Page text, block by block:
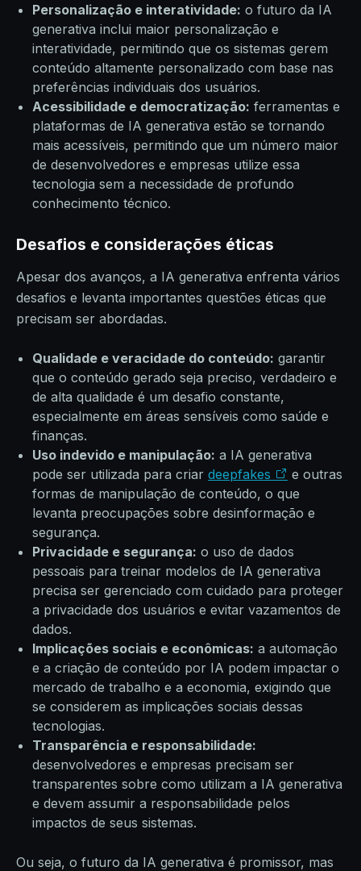
Personalização e interatividade: o futuro da IA
generativa inclui maior personalização e
interatividade, permitindo que os sistemas gerem
conteúdo altamente personalizado com base nas
preferências individuais dos usuários.
Acessibilidade e democratização: ferramentas e
plataformas de IA generativa estão se tornando
mais acessíveis, permitindo que um número maior
de desenvolvedores e empresas utilize essa
tecnologia sem a necessidade de profundo
conhecimento técnico.
Desafios e considerações éticas
Apesar dos avanços, a IA generativa enfrenta vários
desafios e levanta importantes questões éticas que
precisam ser abordadas.
Qualidade e veracidade do conteúdo: garantir
que o conteúdo gerado seja preciso, verdadeiro e
de alta qualidade é um desafio constante,
especialmente em áreas sensíveis como saúde e
finanças.
Uso indevido e manipulação: a IA generativa
pode ser utilizada para criar deepfakes
e outras
formas de manipulação de conteúdo, o que
levanta preocupações sobre desinformação e
segurança.
Privacidade e segurança: o uso de dados
pessoais para treinar modelos de IA generativa
precisa ser gerenciado com cuidado para proteger
a privacidade dos usuários e evitar vazamentos de
dados.
Implicações sociais e econômicas: a automação
e a criação de conteúdo por IA podem impactar o
mercado de trabalho e a economia, exigindo que
se considerem as implicações sociais dessas
tecnologias.
Transparência e responsabilidade:
desenvolvedores e empresas precisam ser
transparentes sobre como utilizam a IA generativa
e devem assumir a responsabilidade pelos
impactos de seus sistemas.
Ou seja, o futuro da IA generativa é promissor, mas